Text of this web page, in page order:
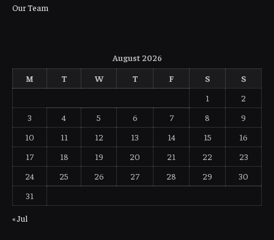
Our Team
August 2026
M
T W T F S
S
1
2
3
4 5 6 7 8
9
10
11 12 13 14 15
16
17
18 19 20 21 22
23
24
25 26 27 28 29
30
31
« Jul